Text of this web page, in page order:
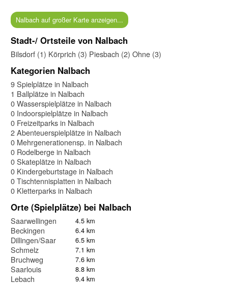
Nalbach auf großer Karte anzeigen...
Stadt-/ Ortsteile von Nalbach
Bilsdorf (1) Körprich (3) Piesbach (2) Ohne (3)
Kategorien Nalbach
9 Spielplätze in Nalbach
1 Ballplätze in Nalbach
0 Wasserspielplätze in Nalbach
0 Indoorspielplätze in Nalbach
0 Freizeitparks in Nalbach
2 Abenteuerspielplätze in Nalbach
0 Mehrgenerationensp. in Nalbach
0 Rodelberge in Nalbach
0 Skateplätze in Nalbach
0 Kindergeburtstage in Nalbach
0 Tischtennisplatten in Nalbach
0 Kletterparks in Nalbach
Orte (Spielplätze) bei Nalbach
Saarwellingen 4.5 km
Beckingen 6.4 km
Dillingen/Saar 6.5 km
Schmelz 7.1 km
Bruchweg 7.6 km
Saarlouis 8.8 km
Lebach 9.4 km